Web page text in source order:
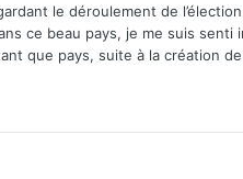
le déroulement de
ce beau pays, je me suis
que pays, suite à la création